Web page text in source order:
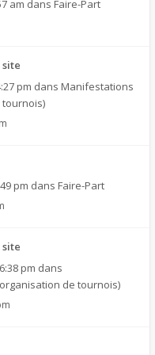
am dans Faire-Part
pm dans Manifestations
pm dans Faire-Part
pm dans
de tournois)